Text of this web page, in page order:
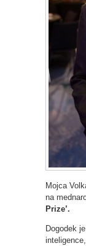
Mojca
na
Prize’.
Dogodek